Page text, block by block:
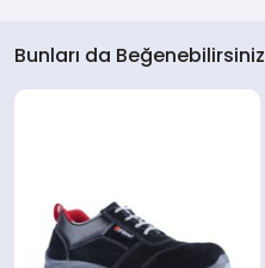
Bunları da Beğenebilirsiniz